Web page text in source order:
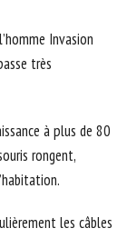
Invasion
très
à plus de 80
rongent,
les câbles